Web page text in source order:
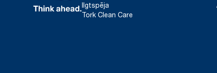
Ilgtspēja
Tork Clean Care